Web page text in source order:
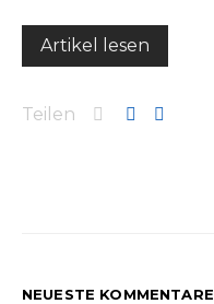
Artikel lesen
Teilen
NEUESTE KOMMENTARE